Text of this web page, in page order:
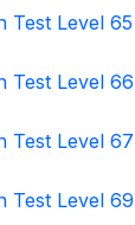
Test Level 65
Test Level 66
Test Level 67
Test Level 69